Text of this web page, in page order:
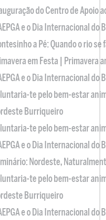
do Centro de Apoio
e o Dia Internacional do
a Pé: Quando o rio
em Festa | Primavera
e o Dia Internacional do
te pelo bem-estar
Burriqueiro
te pelo bem-estar
e o Dia Internacional do
Nordeste,
te pelo bem-estar
Burriqueiro
e o Dia Internacional do